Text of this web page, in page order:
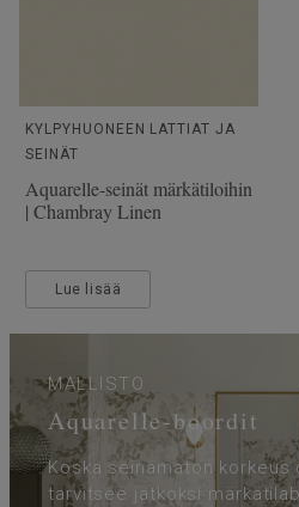
KYLPYHUONEEN LATTIAT JA
SEINÄT
Aquarelle-seinät märkätiloihin
| Chambray Linen
Lue lisää
MALLISTO
Aquarelle-boordit
Koska seinämaton korkeus
tarvitsee jatkoksi